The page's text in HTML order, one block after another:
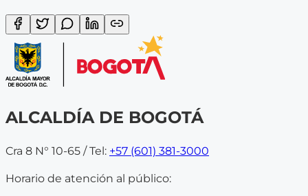
ALCALDÍA DE BOGOTÁ
Cra 8 N° 10-65 / Tel: +57 (601) 381-3000
Horario de atención al público: